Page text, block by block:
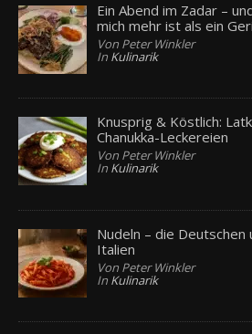
Ein Abend im Zadar –
mich mehr ist als ein
Von Peter Winkler
In Kulinarik
Knusprig & Köstlich:
Chanukka-Leckereien
Von Peter Winkler
In Kulinarik
Nudeln – die Deutschen
Italien
Von Peter Winkler
In Kulinarik